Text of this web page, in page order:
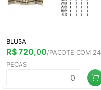
BLUSA
R$ 720,00/PACOTE COM 24
PECAS